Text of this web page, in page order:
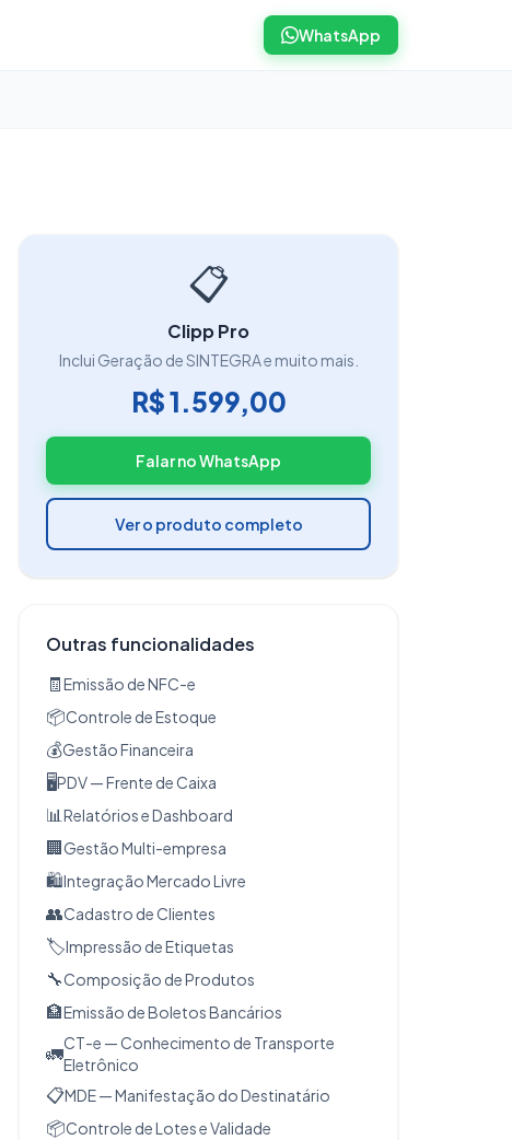
WhatsApp
📋
Clipp Pro
Inclui Geração de SINTEGRA e muito mais.
R$ 1.599,00
Falar no WhatsApp
Ver o produto completo
Outras funcionalidades
🧾Emissão de NFC-e
📦Controle de Estoque
💰Gestão Financeira
🖥️PDV — Frente de Caixa
📊Relatórios e Dashboard
🏢Gestão Multi-empresa
🛍️Integração Mercado Livre
👥Cadastro de Clientes
🏷️Impressão de Etiquetas
🔧Composição de Produtos
🏦Emissão de Boletos Bancários
🚛CT-e — Conhecimento de Transporte
Eletrônico
📋MDE — Manifestação do Destinatário
📦Controle de Lotes e Validade